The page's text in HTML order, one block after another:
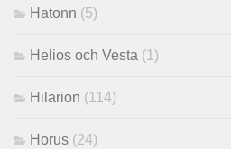
Hatonn (5)
Helios och Vesta (1)
Hilarion (114)
Horus (24)